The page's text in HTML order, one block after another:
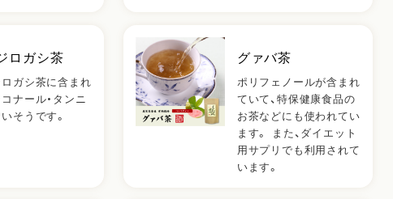
ロガシ茶
ガシ茶に含まれ
ナール・タンニ
そうです。
グァバ茶
ポリフェノールが含まれ
ていて、特保健康食品の
お茶などにも使われてい
ます。 また、ダイエット
用サプリでも利用されて
います。